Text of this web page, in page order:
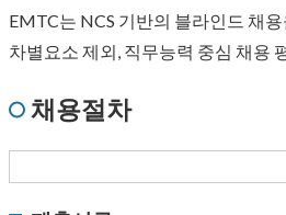
EMTC는 NCS 기반의 블라인드 채
차별요소 제외, 직무능력 중심 채용
채용절차